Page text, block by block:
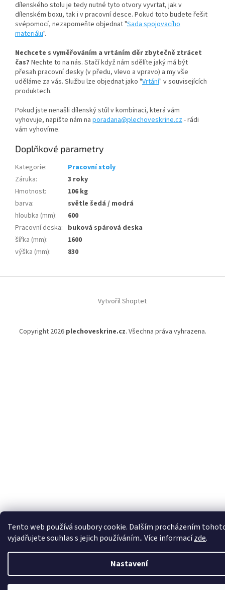
Tento web používá soubory cookie. Dalším procházením
vyjadřujete souhlas s jejich používáním.. Více informacízde.
Nastavení
dílenského stolu je tedy nutné tyto otvory vyvrtat, jak v
dílenském boxu, tak i v pracovní desce. Pokud toto budete řešit
svépomocí, nezapomeňte objednat "Sada spojovacího
materiálu".
Nechcete s vyměřováním a vrtáním děr zbytečně ztrácet
čas? Nechte to na nás. Stačí když nám sdělíte jaký má být
přesah pracovní desky (v předu, vlevo a vpravo) a my vše
uděláme za vás. Službu lze objednat jako "Vrtání" v souvisejících
produktech.
Pokud jste nenašli dílenský stůl v kombinaci, která vám
vyhovuje, napište nám na poradana@plechoveskrine.cz- rádi
vám vyhovíme.
Doplňkové parametry
Kategorie:
Pracovní stoly
Záruka:
3 roky
Hmotnost:
106 kg
barva:
světle šedá / modrá
hloubka (mm):
600
Pracovní deska: buková spárová deska
šířka (mm):
1600
výška (mm): 830
Vytvořil Shoptet
Copyright 2026 plechoveskrine.cz. Všechna práva vyhrazena.